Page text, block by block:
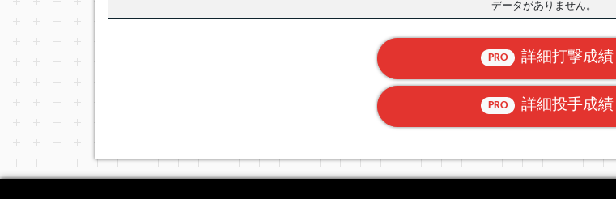
データがありません。
PRO 詳細打撃成績
PRO 詳細投手成績